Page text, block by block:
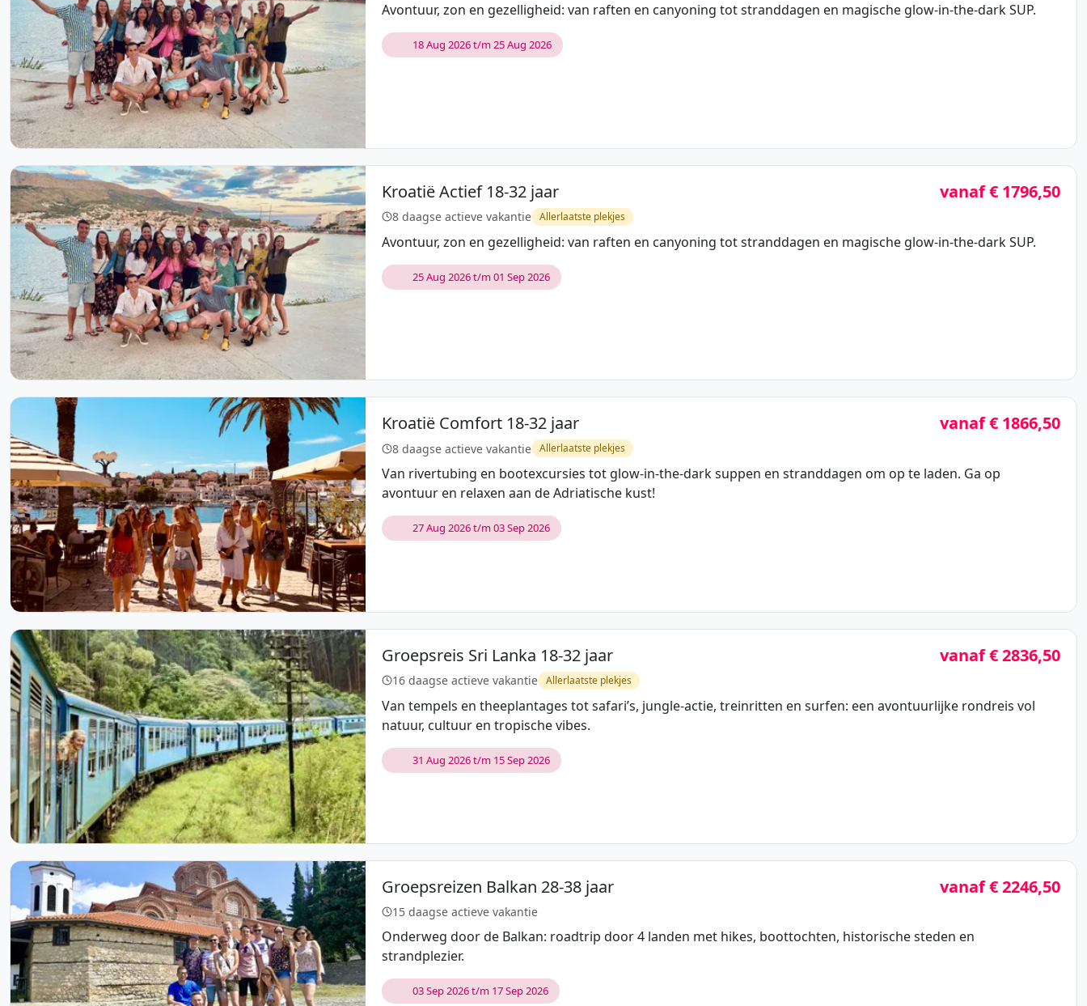
Avontuur, zon en gezelligheid: van raften en canyoning tot stranddagen en magische glow-in-the-dark SUP.
18 Aug 2026 t/m 25 Aug 2026
Kroatië Actief 18-32 jaar vanaf € 1796,50
8 daagse actieve vakantie Allerlaatste plekjes
Avontuur, zon en gezelligheid: van raften en canyoning tot stranddagen en magische glow-in-the-dark SUP.
25 Aug 2026 t/m 01 Sep 2026
Kroatië Comfort 18-32 jaar vanaf € 1866,50
8 daagse actieve vakantie Allerlaatste plekjes
Van rivertubing en bootexcursies tot glow-in-the-dark suppen en stranddagen om op te laden. Ga op
avontuur en relaxen aan de Adriatische kust!
27 Aug 2026 t/m 03 Sep 2026
Groepsreis Sri Lanka 18-32 jaar vanaf € 2836,50
16 daagse actieve vakantie Allerlaatste plekjes
Van tempels en theeplantages tot safari’s, jungle-actie, treinritten en surfen: een avontuurlijke rondreis vol
natuur, cultuur en tropische vibes.
31 Aug 2026 t/m 15 Sep 2026
Groepsreizen Balkan 28-38 jaar vanaf € 2246,50
15 daagse actieve vakantie
Onderweg door de Balkan: roadtrip door 4 landen met hikes, boottochten, historische steden en
strandplezier.
03 Sep 2026 t/m 17 Sep 2026